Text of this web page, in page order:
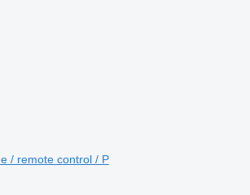
/ remote control / P